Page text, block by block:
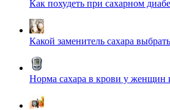
Как похудеть при сахарном
Какой заменитель сахара выбрать
Норма сахара в крови у женщин